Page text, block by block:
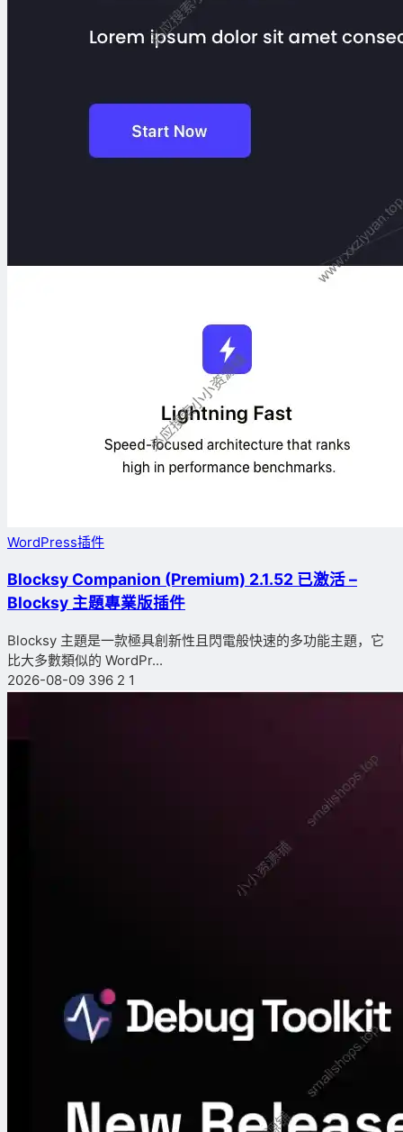
WordPress插件
Blocksy Companion (Premium) 2.1.52 已激活 –
Blocksy 主題專業版插件
Blocksy 主題是一款極具創新性且閃電般快速的多功能主題，它
比大多數類似的 WordPr...
2026-08-09 396 2 1